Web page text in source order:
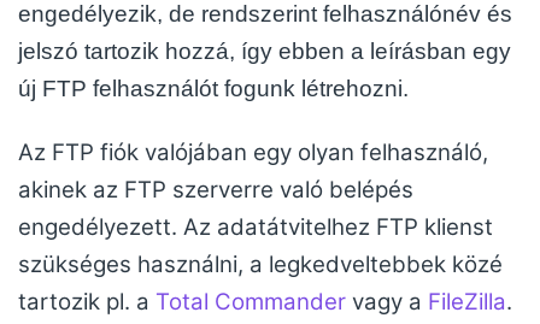
engedélyezik, de rendszerint felhasználónév és
jelszó tartozik hozzá, így ebben a leírásban egy
új FTP felhasználót fogunk létrehozni.
Az FTP fiók valójában egy olyan felhasználó,
akinek az FTP szerverre való belépés
engedélyezett. Az adatátvitelhez FTP klienst
szükséges használni, a legkedveltebbek közé
tartozik pl. a Total Commander vagy a FileZilla.